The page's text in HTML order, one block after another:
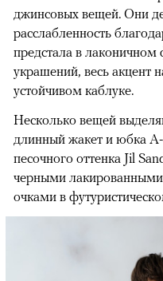
джинсовых вещей. Они
расслабленность
предстала в
украшений, весь акцент
устойчивом каблуке.
Несколько вещей
длинный жакет и юбка А-
песочного оттенка Jil
черными
очками в